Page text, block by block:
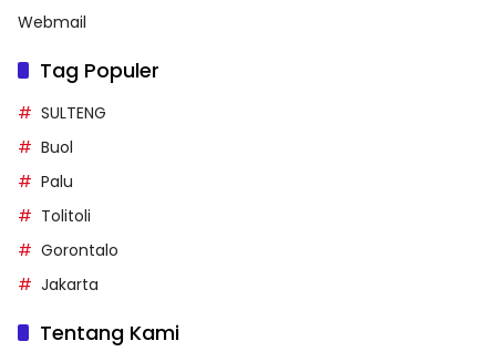
Webmail
Tag Populer
SULTENG
Buol
Palu
Tolitoli
Gorontalo
Jakarta
Tentang Kami